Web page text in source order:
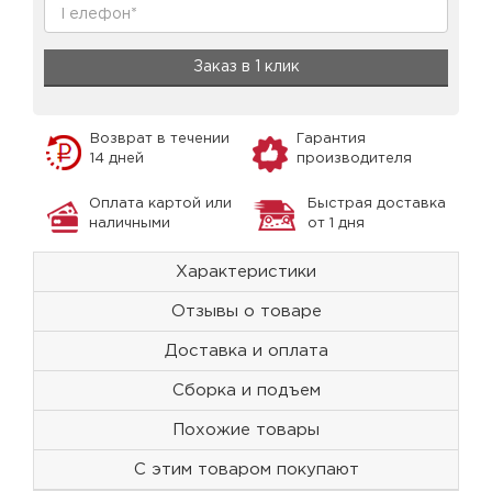
Заказ в 1 клик
Возврат в течении
14 дней
Гарантия
производителя
Оплата картой или
наличными
Быстрая доставка
от 1 дня
Характеристики
Отзывы о товаре
Доставка и оплата
Сборка и подъем
Похожие товары
С этим товаром покупают